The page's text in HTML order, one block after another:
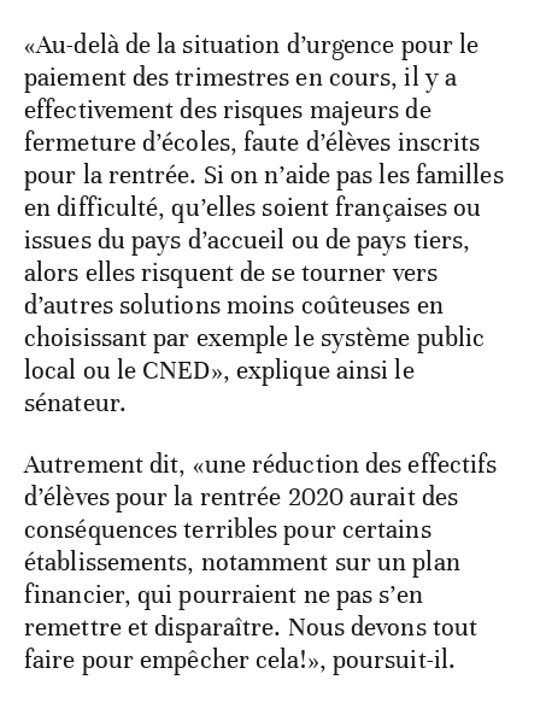
«Au-delà de la situation d’urgence pour le
paiement des trimestres en cours, il y a
effectivement des risques majeurs de
fermeture d’écoles, faute d’élèves inscrits
pour la rentrée. Si on n’aide pas les familles
en difficulté, qu’elles soient françaises ou
issues du pays d’accueil ou de pays tiers,
alors elles risquent de se tourner vers
d’autres solutions moins coûteuses en
choisissant par exemple le système public
local ou le CNED», explique ainsi le
sénateur.
Autrement dit, «une réduction des effectifs
d’élèves pour la rentrée 2020 aurait des
conséquences terribles pour certains
établissements, notamment sur un plan
financier, qui pourraient ne pas s’en
remettre et disparaître. Nous devons tout
faire pour empêcher cela!», poursuit-il.